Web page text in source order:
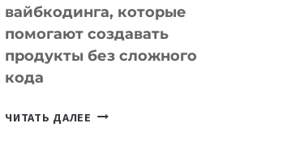
вайбкодинга, которые
помогают создавать
продукты без сложного
кода
ЧИТАТЬ ДАЛЕЕ